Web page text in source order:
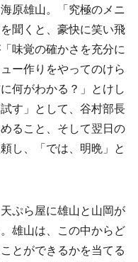
原雄山。「究極のメニ
聞くと、豪快に笑い飛
味覚の確かさを充分に
ー作りをやってのけら
何がわかる？」とけし
す」として、谷村部長
ること、そして翌日の
し、「では、明晩」と
ぷら屋に雄山と山岡が
雄山は、この中からど
とができるかを当てる